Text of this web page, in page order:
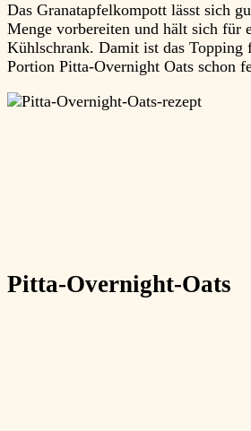
Das Granatapfelkompott lässt sich
Menge vorbereiten und hält sich für
Kühlschrank. Damit ist das Topping
Portion Pitta-Overnight Oats schon
Pitta-Overnight-Oats